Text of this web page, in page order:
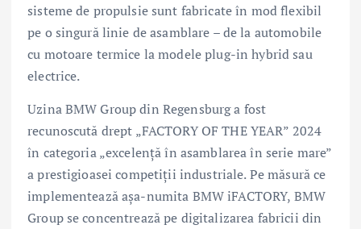
sisteme de propulsie sunt fabricate în mod flexibil
pe o singură linie de asamblare – de la automobile
cu motoare termice la modele plug-in hybrid sau
electrice.
Uzina BMW Group din Regensburg a fost
recunoscută drept „FACTORY OF THE YEAR” 2024
în categoria „excelenţă în asamblarea în serie mare”
a prestigioasei competiţii industriale. Pe măsură ce
implementează aşa-numita BMW iFACTORY, BMW
Group se concentrează pe digitalizarea fabricii din